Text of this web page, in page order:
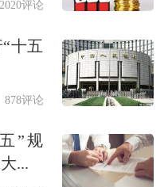
年7—9月生猪
2020评论
十五
878评论
”规
...